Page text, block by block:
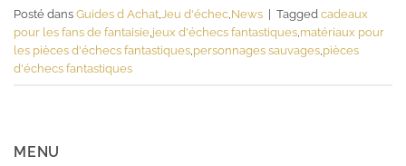
Posté dans Guides d Achat Jeu d'échec News Tagged cadeaux
pour les fans de fantaisie jeux d'échecs fantastiques matériaux pour
les pièces d'échecs fantastiques personnages sauvages pièces
d'échecs fantastiques
MENU